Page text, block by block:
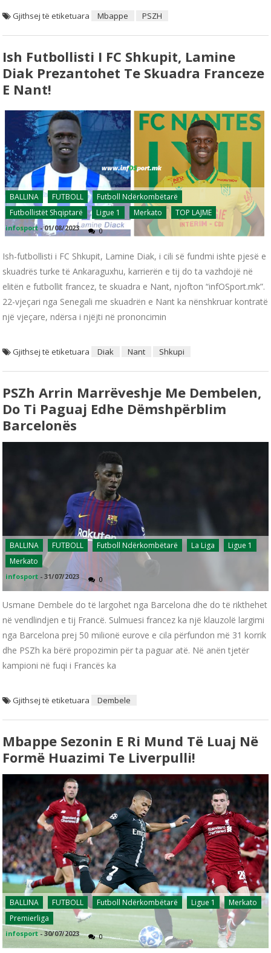
Gjithsej të etiketuara Mbappe PSZH
Ish Futbollisti I FC Shkupit, Lamine
Diak Prezantohet Te Skuadra Franceze
E Nant!
BALLINA FUTBOLL
Futboll Ndërkombëtarë
Futbollistët Shqiptarë
Ligue 1 Merkato TOP LAJME
infosport -01/08/2023 0
Ish-futbollisti i FC Shkupit, Lamine Diak, i cili së fundmi ishte pjesë e
skuadrës turke të Ankaraguxhu, karrierën e tij do ta vazhdojë në
elitën e futbollit francez, te skuadra e Nant, njofton “infOSport.mk”.
22-vjeçari nga Senegali me skuadrën e Nant ka nënshkruar kontratë
një vjeçare, ndërsa i njëjti në prononcimin
Gjithsej të etiketuara Diak Nant Shkupi
PSZh Arrin Marrëveshje Me Dembelen,
Do Ti Paguaj Edhe Dëmshpërblim
Barcelonës
BALLINA FUTBOLL Futboll Ndërkombëtarë La Liga
Ligue 1
Merkato
infosport -31/07/2023 0
Usmane Dembele do të largohet nga Barcelona dhe do të rikthehet
në vendlindjen e tij Francë. Sulmuesi francez ka një klauzolë largimi
nga Barcelona prej 50 milionë eurove e cila përfundon më 31 korrik
dhe PSZh ka bërë propozimin për ta paguar atë. Në anën tjetër
kampioni në fuqi i Francës ka
Gjithsej të etiketuara Dembele
Mbappe Sezonin E Ri Mund Të Luaj Në
Formë Huazimi Te Liverpulli!
BALLINA FUTBOLL Futboll Ndërkombëtarë Ligue 1
Merkato
Premierliga
infosport -30/07/2023 0